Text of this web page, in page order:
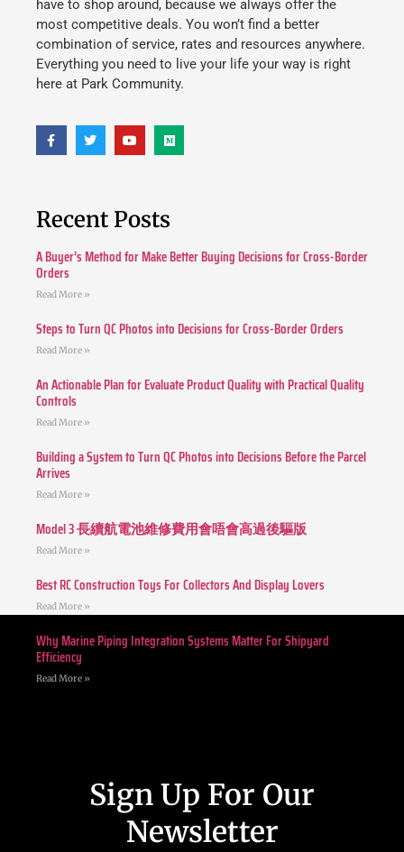
have to shop around, because we always offer the
most competitive deals. You won’t find a better
combination of service, rates and resources anywhere.
Everything you need to live your life your way is right
here at Park Community.
Recent Posts
A Buyer’s Method for Make Better Buying Decisions for Cross-Border
Orders
Read More »
Steps to Turn QC Photos into Decisions for Cross-Border Orders
Read More »
An Actionable Plan for Evaluate Product Quality with Practical Quality
Controls
Read More »
Building a System to Turn QC Photos into Decisions Before the Parcel
Arrives
Read More »
Model 3 長續航電池維修費用會唔會高過後驅版
Read More »
Best RC Construction Toys For Collectors And Display Lovers
Read More »
Why Marine Piping Integration Systems Matter For Shipyard
Efficiency
Read More »
Sign Up For Our
Newsletter